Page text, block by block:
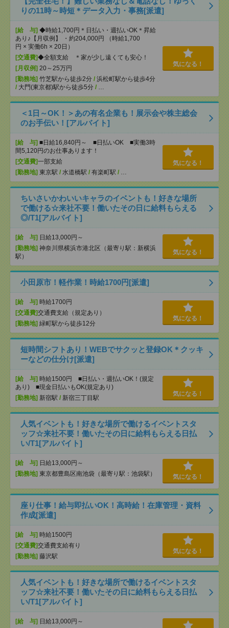
りの11時～時短＊データ入力・事務[派遣]
[給 与] ◆時給1,700円＊日払い・週払いOK＊昇給
あり♪【月収例】 ・約204,000円 （時給1,700
円 × 実働6h × 20日）
[交通費]◆全額支給 ＊家が少し遠くても安心！
[月収例] 20～25万円
[勤務地] 竹芝駅から徒歩2分 / 浜松町駅から徒歩4分
/ 大門(東京都)駅から徒歩5分 / …
気になる！
＜1日～OK！＞あの有名企業も！展示会や株主総会
のお手伝い！[アルバイト]
[給 与] ■日給16,840円～ ■日払いOK ■実働3時
間5,120円のお仕事あります！
[交通費]一部支給
[勤務地] 東京駅 / 水道橋駅 / 有楽町駅 / …
気になる！
ちいさいかわいいキャラのイベントも！好きな場所
で働ける☆来社不要！働いたその日に給料もらえる
◎/T1[アルバイト]
[給 与] 日給13,000円～
[勤務地] 神奈川県横浜市港北区（最寄り駅：新横浜
駅）
気になる！
小田原市！軽作業！時給1700円[派遣]
[給 与] 時給1700円
[交通費]交通費支給（規定あり）
[勤務地] 緑町駅から徒歩12分
気になる！
短時間シフトあり！WEBでサクッと登録OK＊クッキ
ーなどの仕分け[派遣]
[給 与] 時給1500円 ■日払い・週払いOK！(規定
あり) ■現金日払いもOK(規定あり)
[勤務地] 新宿駅 / 新宿三丁目駅
気になる！
人気イベントも！好きな場所で働けるイベントスタ
ッフ☆来社不要！働いたその日に給料もらえる日払
い/T1[アルバイト]
[給 与] 日給13,000円～
[勤務地] 東京都豊島区南池袋（最寄り駅：池袋駅） 気になる！
座り仕事！給与即払いOK！高時給！在庫管理・資料
作成[派遣]
[給 与] 時給1500円
[交通費]交通費支給有り
[勤務地] 藤沢駅
気になる！
人気イベントも！好きな場所で働けるイベントスタ
ッフ☆来社不要！働いたその日に給料もらえる日払
い/T1[アルバイト]
[給 与] 日給13,000円～